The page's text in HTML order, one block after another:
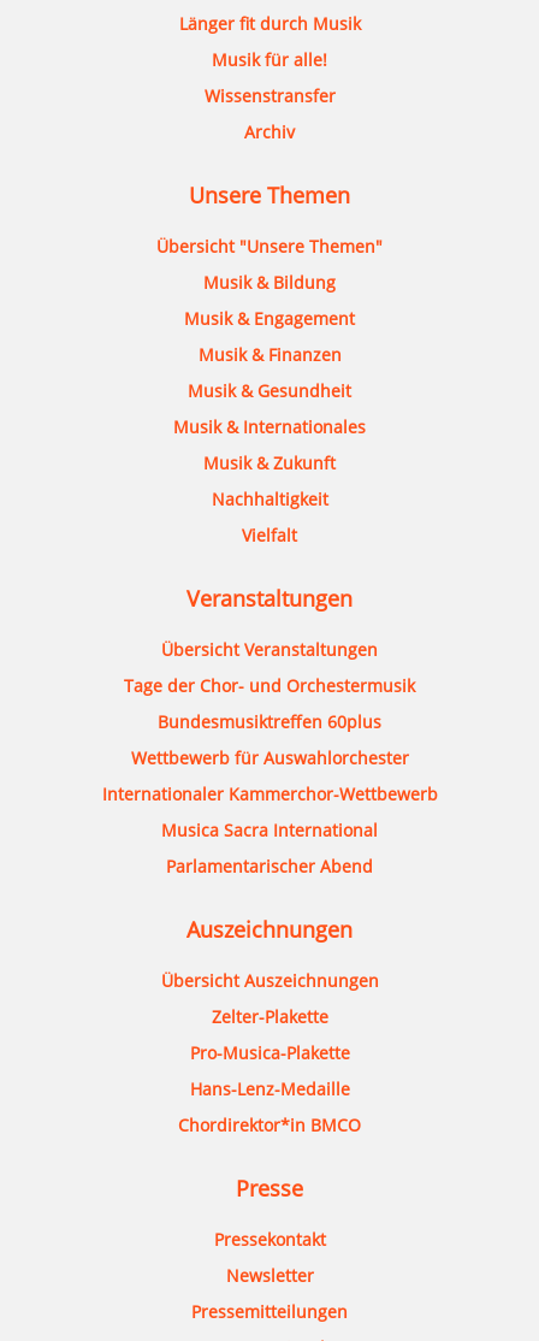
Länger fit durch Musik
Musik für alle!
Wissenstransfer
Archiv
Unsere Themen
Übersicht "Unsere Themen"
Musik & Bildung
Musik & Engagement
Musik & Finanzen
Musik & Gesundheit
Musik & Internationales
Musik & Zukunft
Nachhaltigkeit
Vielfalt
Veranstaltungen
Übersicht Veranstaltungen
Tage der Chor- und Orchestermusik
Bundesmusiktreffen 60plus
Wettbewerb für Auswahlorchester
Internationaler Kammerchor-Wettbewerb
Musica Sacra International
Parlamentarischer Abend
Auszeichnungen
Übersicht Auszeichnungen
Zelter-Plakette
Pro-Musica-Plakette
Hans-Lenz-Medaille
Chordirektor*in BMCO
Presse
Pressekontakt
Newsletter
Pressemitteilungen